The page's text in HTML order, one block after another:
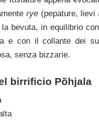
rye (pepature, lievi
bevuta, in equilibrio
e con il collante dei
senza bizzarie.
birrificio Põhjala